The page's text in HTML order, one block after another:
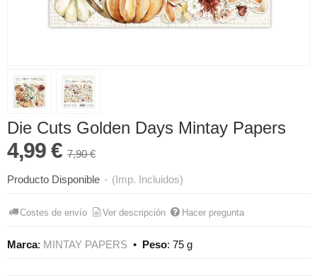
Die Cuts Golden Days Mintay Papers
4,99 € 7,90 €
Producto Disponible - (Imp. Incluidos)
Costes de envío Ver descripción Hacer pregunta
Marca: MINTAY PAPERS • Peso: 75 g